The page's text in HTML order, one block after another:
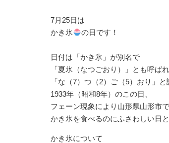
⁡7月25日は⁡
⁡かき氷
の日です！⁡
日付は「かき氷」が別名で⁡
「夏氷（なつごおり）」とも呼ば
「な（7）つ（2）ご（5）おり」
⁡1933年（昭和8年）のこの日、⁡
フェーン現象により山形県山形市
かき氷を食べるのにふさわしい日
かき氷について